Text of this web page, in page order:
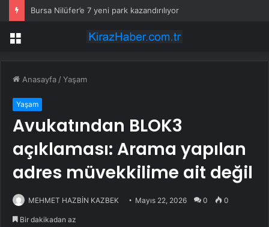
Bursa Nilüfer’e 7 yeni park kazandırılıyor
Menü
Anasayfa /Yaşam
Yaşam
Avukatından BLOK3
açıklaması: Arama yapılan
adres müvekkilime ait değil
MEHMET HAZBİN KAZBEK Mayıs 22, 2026 0 0
Bir dakikadan az